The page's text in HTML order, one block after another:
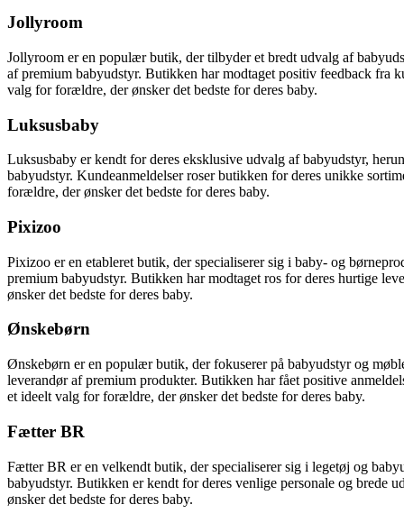
Jollyroom
Jollyroom er en populær butik, der tilbyder et bredt udvalg af
af premium babyudstyr. Butikken har modtaget positiv feedback fra
valg for forældre, der ønsker det bedste for deres baby.
Luksusbaby
Luksusbaby er kendt for deres eksklusive udvalg af babyudstyr,
babyudstyr. Kundeanmeldelser roser butikken for deres unikke
forældre, der ønsker det bedste for deres baby.
Pixizoo
Pixizoo er en etableret butik, der specialiserer sig i baby- og
premium babyudstyr. Butikken har modtaget ros for deres hurtige
ønsker det bedste for deres baby.
Ønskebørn
Ønskebørn er en populær butik, der fokuserer på babyudstyr og
leverandør af premium produkter. Butikken har fået positive
et ideelt valg for forældre, der ønsker det bedste for deres baby.
Fætter BR
Fætter BR er en velkendt butik, der specialiserer sig i legetøj og
babyudstyr. Butikken er kendt for deres venlige personale og brede
ønsker det bedste for deres baby.